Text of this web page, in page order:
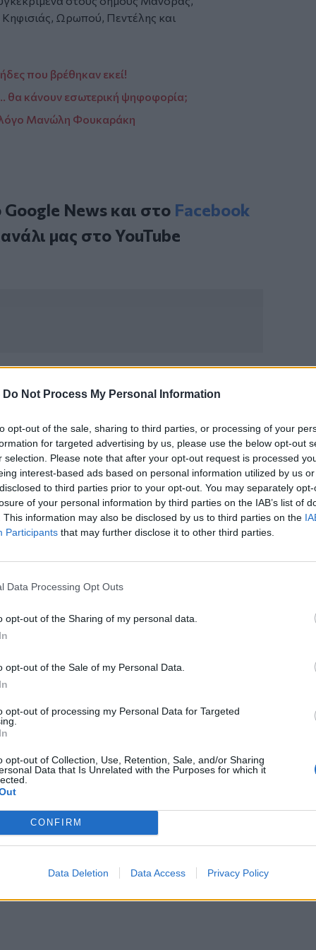
Do Not Process My Personal Information
opt-out of the sale, sharing to third parties, or processing of your
for targeted advertising by us, please use the below opt-out
selection. Please note that after your opt-out request is processed
interest-based ads based on personal information utilized by us
to third parties prior to your opt-out. You may separately
of your personal information by third parties on the IAB’s list of
This information may also be disclosed by us to third parties on the
Participants that may further disclose it to other third parties.
Data Processing Opt Outs
opt-out of the Sharing of my personal data.
opt-out of the Sale of my Personal Data.
opt-out of processing my Personal Data for Targeted
opt-out of Collection, Use, Retention, Sale, and/or Sharing
Data that Is Unrelated with the Purposes for which it
CONFIRM
Data Deletion Data Access Privacy Policy
Ωρωπού, Πεντέλης και
που βρέθηκαν εκεί!
θα κάνουν εσωτερική ψηφοφορία;
Μανώλη Φουκαράκη
Google Newsκαι στο Facebook
μας στοYouTube
TAGS
του CRETALIVE
ΕΊΔΗΣΗ
με φόντο τη Θέουτα
για το μεταναστευτικό με φόντο τη Θέουτα
Ταλαιπωρία για τον κόσμο του ΟΦΗ: Προβλήματα με
ΕΙΔΑ-ΑΚΟΥΣΑ 17:49
Ταλαιπωρία για τον κόσμο του
πλατφόρμα των εισιτηρίων του
με αγέλη λύκων
Ηράκλειο: Συγκίνηση στο τρισάγιο στη μνήμη του
ΕΙΔΑ-ΑΚΟΥΣΑ 21:13
Ηράκλειο: Συγκίνηση στο
Νικήστρατου – Έκλεισαν το
δρόμο για τον αδικοχαμένο νεαρό